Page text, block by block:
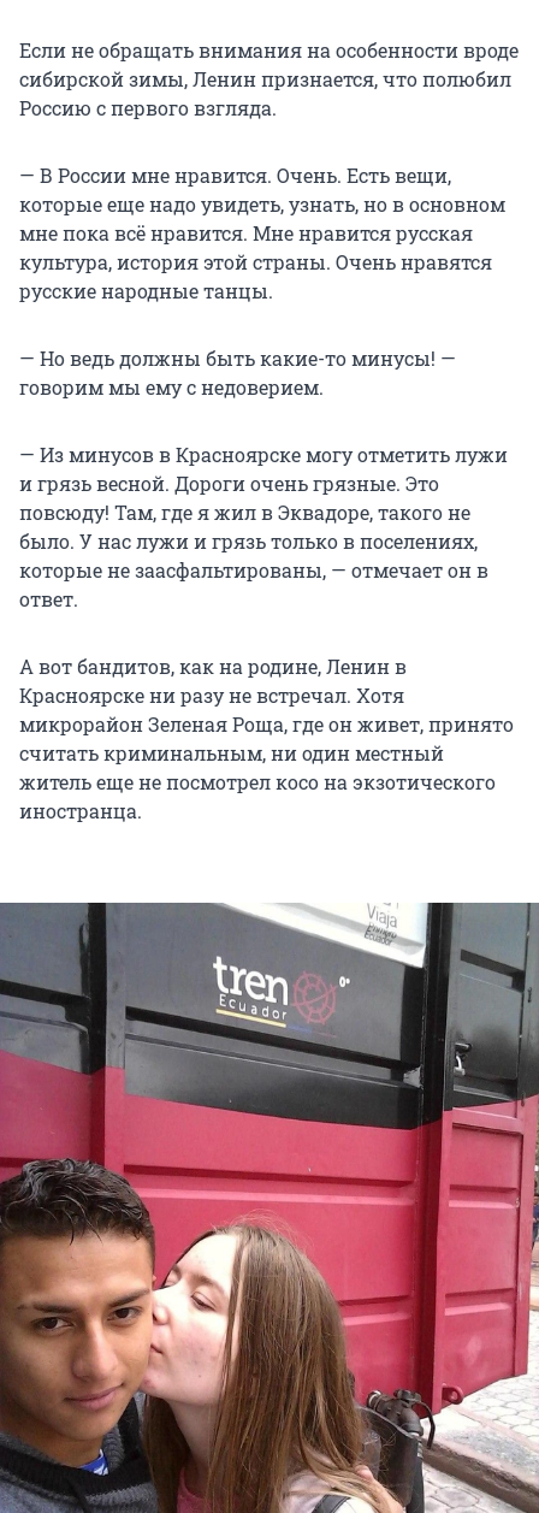
Если не обращать внимания на особенности вроде
сибирской зимы, Ленин признается, что полюбил
Россию с первого взгляда.
— В России мне нравится. Очень. Есть вещи,
которые еще надо увидеть, узнать, но в основном
мне пока всё нравится. Мне нравится русская
культура, история этой страны. Очень нравятся
русские народные танцы.
— Но ведь должны быть какие-то минусы! —
говорим мы ему с недоверием.
— Из минусов в Красноярске могу отметить лужи
и грязь весной. Дороги очень грязные. Это
повсюду! Там, где я жил в Эквадоре, такого не
было. У нас лужи и грязь только в поселениях,
которые не заасфальтированы, — отмечает он в
ответ.
А вот бандитов, как на родине, Ленин в
Красноярске ни разу не встречал. Хотя
микрорайон Зеленая Роща, где он живет, принято
считать криминальным, ни один местный
житель еще не посмотрел косо на экзотического
иностранца.